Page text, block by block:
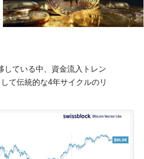
している中、資金流入トレン
て伝統的な4年サイクルのリ